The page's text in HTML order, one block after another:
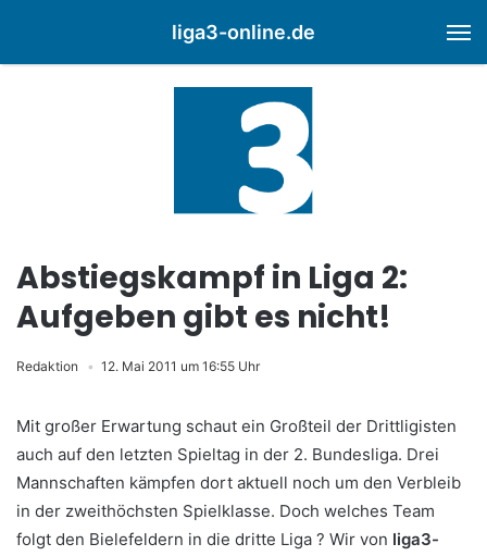
liga3-online.de
Abstiegskampf in Liga 2:
Aufgeben gibt es nicht!
Redaktion 12. Mai 2011 um 16:55 Uhr
Mit großer Erwartung schaut ein Großteil der Drittligisten
auch auf den letzten Spieltag in der 2. Bundesliga. Drei
Mannschaften kämpfen dort aktuell noch um den Verbleib
in der zweithöchsten Spielklasse. Doch welches Team
folgt den Bielefeldern in die dritte Liga ? Wir von liga3-